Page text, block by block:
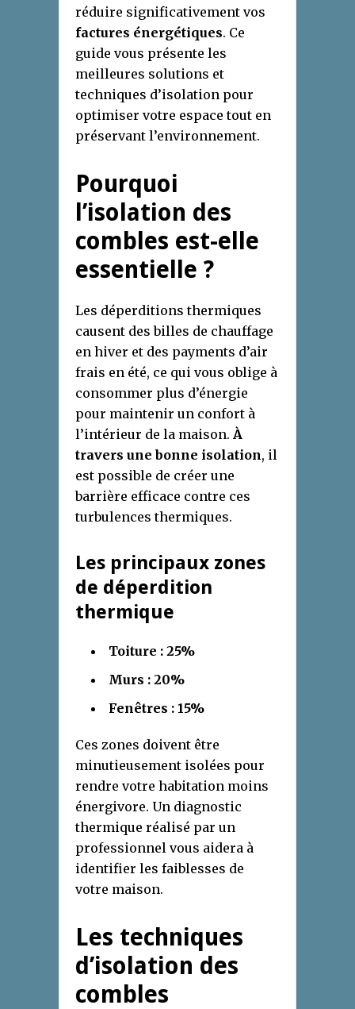
réduire significativement vos
factures énergétiques. Ce
guide vous présente les
meilleures solutions et
techniques d’isolation pour
optimiser votre espace tout en
préservant l’environnement.
Pourquoi
l’isolation des
combles est-elle
essentielle ?
Les déperditions thermiques
causent des billes de chauffage
en hiver et des payments d’air
frais en été, ce qui vous oblige à
consommer plus d’énergie
pour maintenir un confort à
l’intérieur de la maison. À
travers une bonne isolation, il
est possible de créer une
barrière efficace contre ces
turbulences thermiques.
Les principaux zones
de déperdition
thermique
Toiture : 25%
Murs : 20%
Fenêtres : 15%
Ces zones doivent être
minutieusement isolées pour
rendre votre habitation moins
énergivore. Un diagnostic
thermique réalisé par un
professionnel vous aidera à
identifier les faiblesses de
votre maison.
Les techniques
d’isolation des
combles